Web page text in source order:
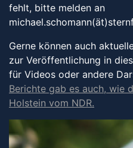
fehlt, bitte melden an
Gerne können auch
zur Veröffentlichung in
für Videos oder andere
Berichte gab es auch, wie
Holstein vom NDR.